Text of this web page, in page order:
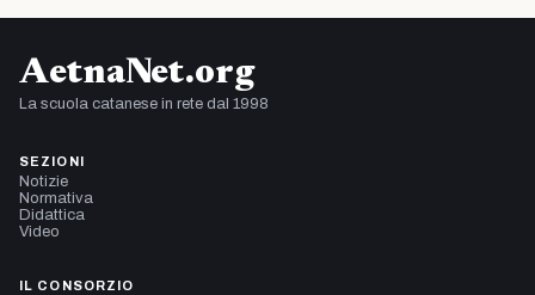
AetnaNet.org
La scuola catanese in rete dal 1998
SEZIONI
Notizie
Normativa
Didattica
Video
IL CONSORZIO